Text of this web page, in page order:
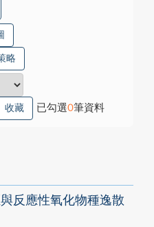
略
收藏 已勾選0筆資料
反應性氧化物種逸散